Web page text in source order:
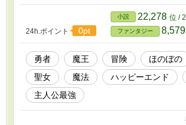
24h.ポイント 0pt
小説 22,278 位 /
ファンタジー 8,579
勇者 魔王 冒険 ほのぼの
聖女
魔法 ハッピーエンド
主人公最強